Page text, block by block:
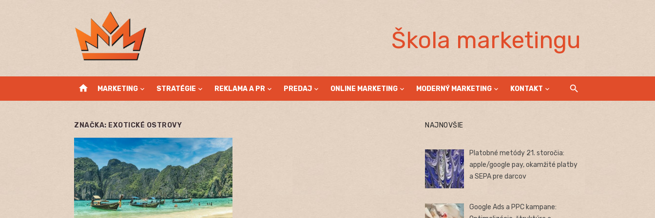
Škola marketingu
home MARKETING STRATÉGIE REKLAMA A PR PREDAJ ONLINE MARKETING MODERNÝ MARKETING KONTAKT
ZNAČKA: EXOTICKÉ OSTROVY NAJNOVŠIE
Platobné metódy 21. storočia:
apple/google pay, okamžité platby
a SEPA pre darcov
Google Ads a PPC kampane: